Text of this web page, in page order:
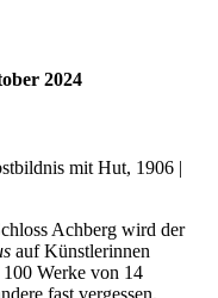
2024
mit Hut, 1906 |
Achberg wird der
auf Künstlerinnen
100 Werke von 14
fast vergessen,